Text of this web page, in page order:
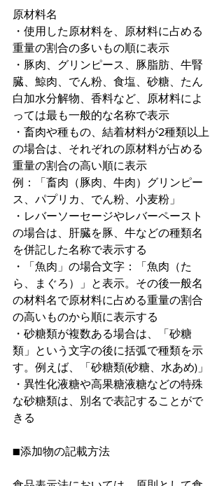
原材料名
・使⽤した原材料を、原材料に占める
重量の割合の多いもの順に表⽰
・豚肉、グリンピース、豚脂肪、牛腎
臓、鯨肉、でん粉、食塩、砂糖、たん
白加水分解物、香料など、原材料によ
っては最も一般的な名称で表示
・畜肉や種もの、結着材料が2種類以上
の場合は、それぞれの原材料が占める
重量の割合の高い順に表示
例：「畜肉（豚肉、牛肉）グリンピー
ス、パプリカ、でん粉、小麦粉」
・レバーソーセージやレバーペースト
の場合は、肝臓を豚、牛などの種類名
を併記した名称で表示する
・「⿂⾁」の場合⽂字：「魚肉（た
ら、まぐろ）」と表示。その後一般名
の材料名で原材料に占める重量の割合
の⾼いものから順に表⽰する
・砂糖類が複数ある場合は、「砂糖
類」という文字の後に括弧で種類を示
す。例えば、「砂糖類(砂糖、水あめ)」
・異性化液糖や高果糖液糖などの特殊
な砂糖類は、別名で表記することがで
きる
■添加物の記載方法